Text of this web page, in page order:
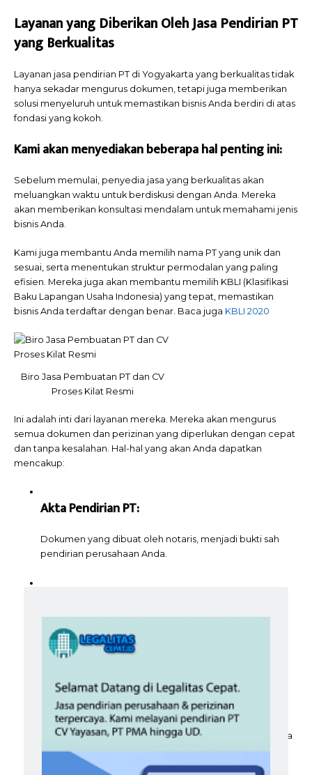
Layanan yang Diberikan Oleh Jasa Pendirian PT
yang Berkualitas
Layanan jasa pendirian PT di Yogyakarta yang berkualitas tidak
hanya sekadar mengurus dokumen, tetapi juga memberikan
solusi menyeluruh untuk memastikan bisnis Anda berdiri di atas
fondasi yang kokoh.
Kami akan menyediakan beberapa hal penting ini:
Sebelum memulai, penyedia jasa yang berkualitas akan
meluangkan waktu untuk berdiskusi dengan Anda. Mereka
akan memberikan konsultasi mendalam untuk memahami jenis
bisnis Anda.
Kami juga membantu Anda memilih nama PT yang unik dan
sesuai, serta menentukan struktur permodalan yang paling
efisien. Mereka juga akan membantu memilih KBLI (Klasifikasi
Baku Lapangan Usaha Indonesia) yang tepat, memastikan
bisnis Anda terdaftar dengan benar. Baca juga KBLI 2020
Biro Jasa Pembuatan PT dan CV
Proses Kilat Resmi
Ini adalah inti dari layanan mereka. Mereka akan mengurus
semua dokumen dan perizinan yang diperlukan dengan cepat
dan tanpa kesalahan. Hal-hal yang akan Anda dapatkan
mencakup:
Akta Pendirian PT:
Dokumen yang dibuat oleh notaris, menjadi bukti sah
pendirian perusahaan Anda.
Pengesahan resmi dari Kementerian Hukum dan HAM
bahwa PT Anda telah terdaftar dan memiliki kekuatan
hukum.
NIB(Nomor Induk Berusaha):
Identitas tunggal perusahaan yang berlaku untuk semua
perizinan usaha.